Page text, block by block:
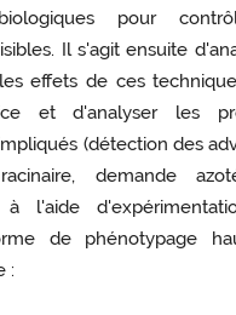
pour
Il s'agit ensuite
effets de ces
et d'analyser les
(détection des
demande
à l'aide
de phénotypage
: